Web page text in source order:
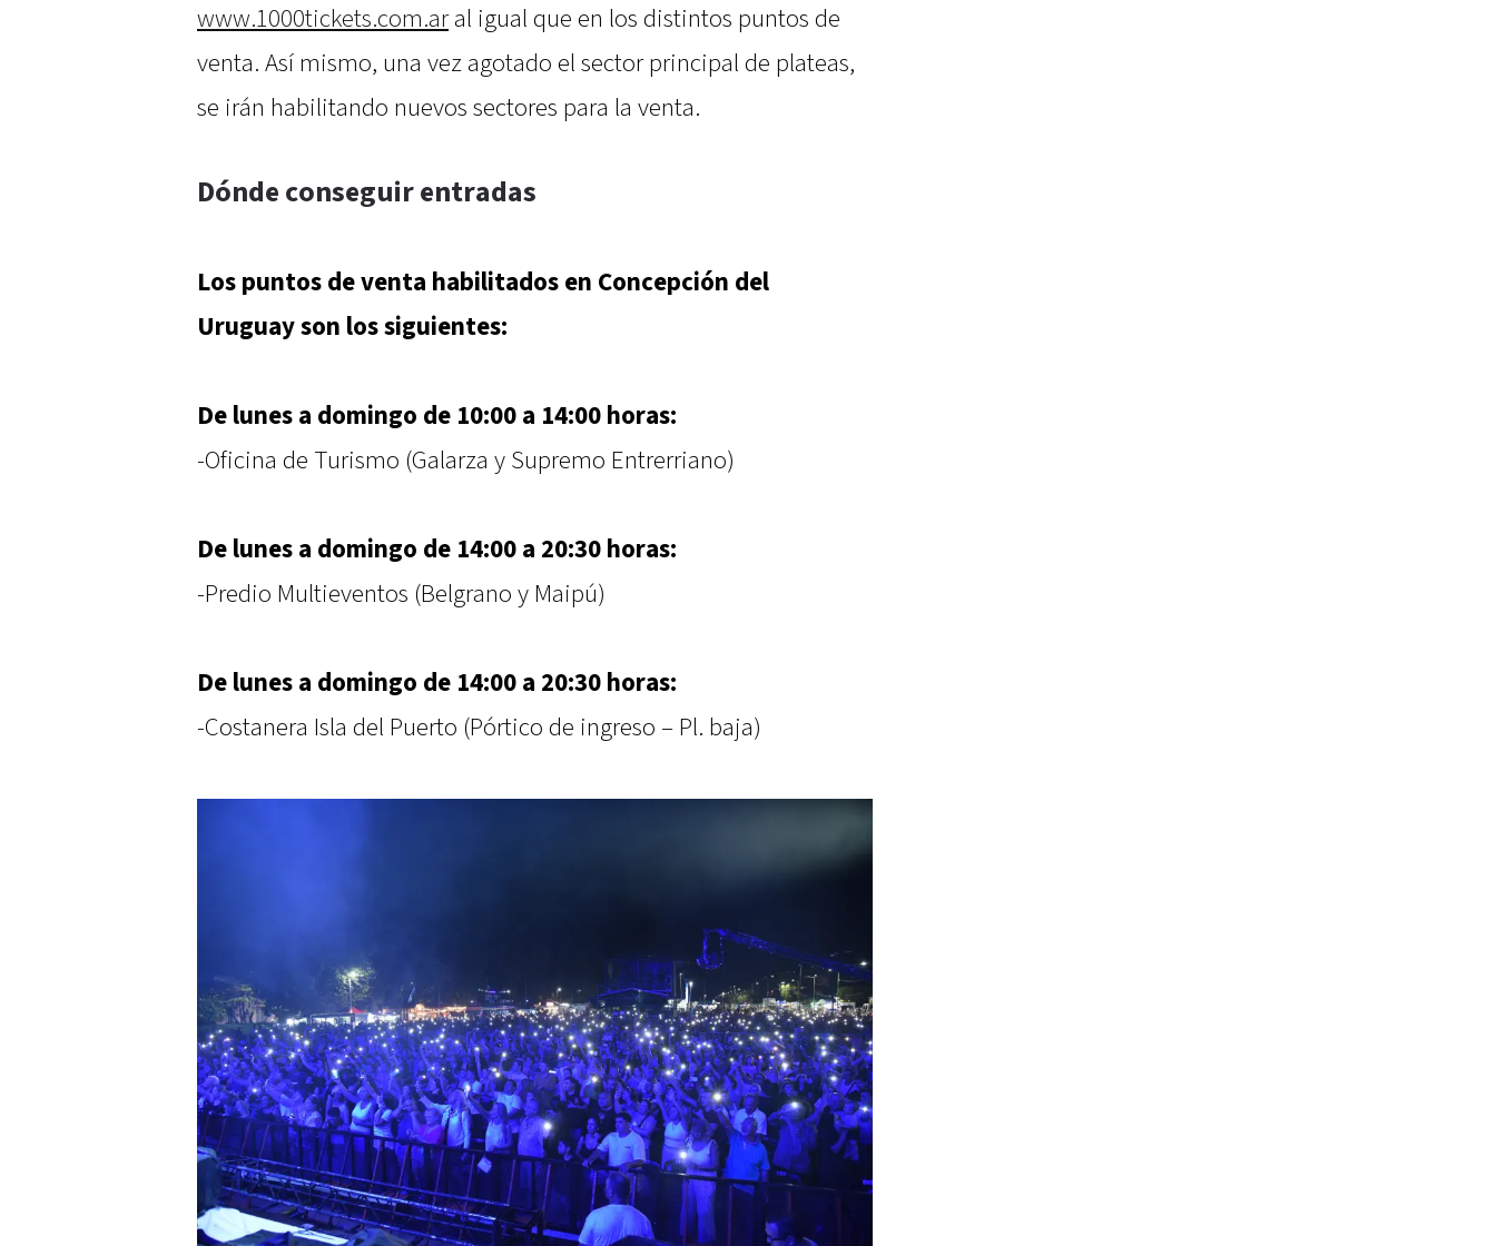
www.1000tickets.com.aral igual que en los distintos puntos de
venta. Así mismo, una vez agotado el sector principal de plateas,
se irán habilitando nuevos sectores para la venta.
Dónde conseguir entradas
Los puntos de venta habilitados en Concepción del
Uruguay son los siguientes:
De lunes a domingo de 10:00 a 14:00 horas:
-Oficina de Turismo (Galarza y Supremo Entrerriano)
De lunes a domingo de 14:00 a 20:30 horas:
-Predio Multieventos (Belgrano y Maipú)
De lunes a domingo de 14:00 a 20:30 horas:
-Costanera Isla del Puerto (Pórtico de ingreso – Pl. baja)